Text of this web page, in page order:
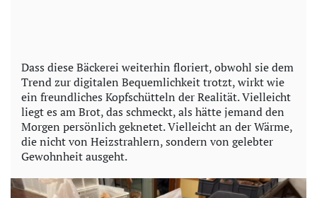
Dass diese Bäckerei weiterhin floriert, obwohl sie dem
Trend zur digitalen Bequemlichkeit trotzt, wirkt wie
ein freundliches Kopfschütteln der Realität. Vielleicht
liegt es am Brot, das schmeckt, als hätte jemand den
Morgen persönlich geknetet. Vielleicht an der Wärme,
die nicht von Heizstrahlern, sondern von gelebter
Gewohnheit ausgeht.